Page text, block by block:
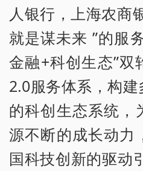
人银行，上海农商
就是谋未来 ”的服
金融+科创生态”双
2.0服务体系，构
的科创生态系统，
源不断的成长动力
国科技创新的驱动